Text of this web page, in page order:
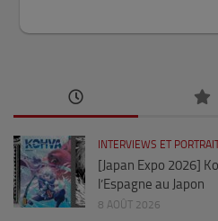
INTERVIEWS ET
[Japan Expo 2026]
l’Espagne au Japon
8 AOÛT 2026